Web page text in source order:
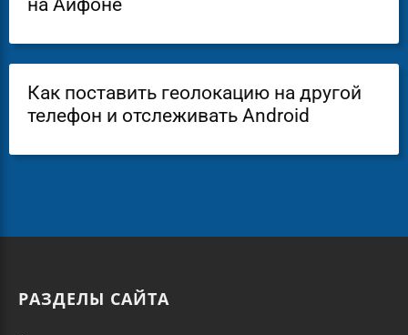
на Айфоне
Как поставить геолокацию на другой
телефон и отслеживать Android
РАЗДЕЛЫ САЙТА